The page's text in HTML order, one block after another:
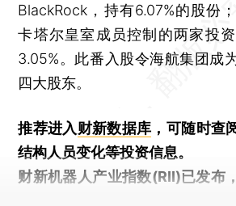
BlackRock，持有6.07%的股份
卡塔尔皇室成员控制的两家投
3.05%。此番入股令海航集团成
四大股东。
推荐进入财新数据库 ，可随时查
结构人员变化等投资信息。
财新机器人产业指数(RII)已发布，